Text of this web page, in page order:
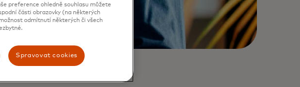
preference ohledně souhlasu můžete
části obrazovky (na některých
odmítnutí některých či všech
Spravovat cookies